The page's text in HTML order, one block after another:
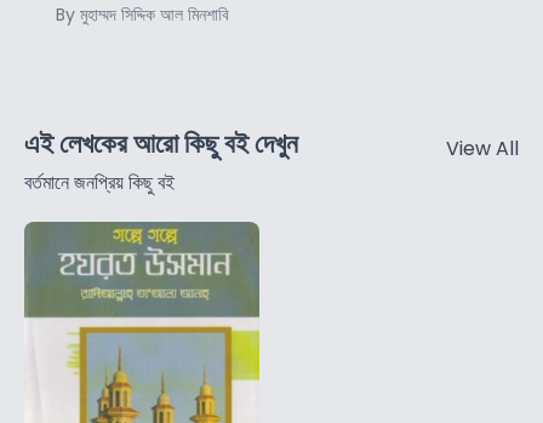
By মুহাম্মদ সিদ্দিক আল মিনশাবি
এই লেখকের আরো কিছু বই দেখুন
বর্তমানে জনপ্রিয় কিছু বই
View All